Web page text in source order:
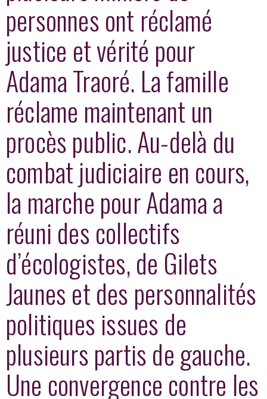
personnes ont réclamé
justice et vérité pour
Adama Traoré. La famille
réclame maintenant un
procès public. Au-delà du
combat judiciaire en cours,
la marche pour Adama a
réuni des collectifs
d’écologistes, de Gilets
Jaunes et des personnalités
politiques issues de
plusieurs partis de gauche.
Une convergence contre les